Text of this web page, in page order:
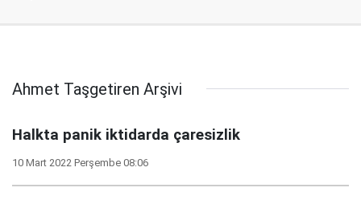
Ahmet Taşgetiren Arşivi
Halkta panik iktidarda çaresizlik
10 Mart 2022 Perşembe 08:06